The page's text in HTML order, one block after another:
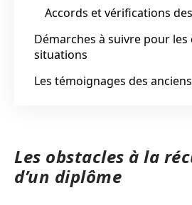
Accords et vérifications
Démarches à suivre pour
situations
Les témoignages des
Les obstacles à la
d’un diplôme